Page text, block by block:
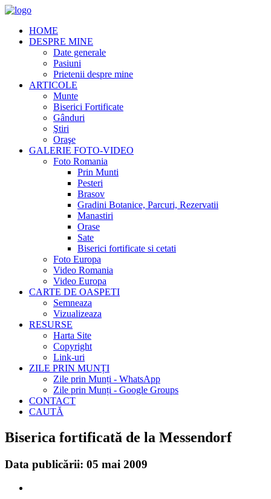
HOME
DESPRE MINE
Date generale
Pasiuni
Prietenii despre mine
ARTICOLE
Munte
Biserici Fortificate
Gânduri
Ştiri
Oraşe
GALERIE FOTO-VIDEO
Foto Romania
Prin Munti
Pesteri
Brasov
Gradini Botanice, Parcuri, Rezervatii
Manastiri
Orase
Sate
Biserici fortificate si cetati
Foto Europa
Video Romania
Video Europa
CARTE DE OASPETI
Semneaza
Vizualizeaza
RESURSE
Harta Site
Copyright
Link-uri
ZILE PRIN MUNȚI
Zile prin Munți - WhatsApp
Zile prin Munți - Google Groups
CONTACT
CAUTĂ
Biserica fortificată de la Messendorf
Data publicării: 05 mai 2009